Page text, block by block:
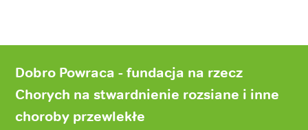
stronyDobro Powraca - fundacja na rzecz
Chorych na stwardnienie rozsiane i inne
choroby przewlekłe